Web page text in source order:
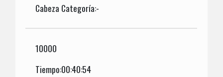
Cabeza Categoría:-
10000
Tiempo:00:40:54